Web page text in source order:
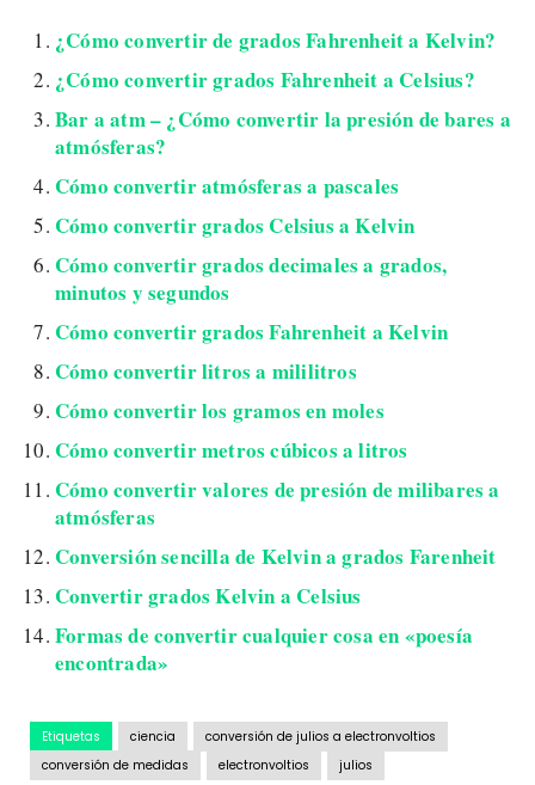
¿Cómo convertir de grados Fahrenheit a Kelvin?
¿Cómo convertir grados Fahrenheit a Celsius?
Bar a atm – ¿Cómo convertir la presión de bares a
atmósferas?
Cómo convertir atmósferas a pascales
Cómo convertir grados Celsius a Kelvin
Cómo convertir grados decimales a grados,
minutos y segundos
Cómo convertir grados Fahrenheit a Kelvin
Cómo convertir litros a mililitros
Cómo convertir los gramos en moles
Cómo convertir metros cúbicos a litros
Cómo convertir valores de presión de milibares a
atmósferas
Conversión sencilla de Kelvin a grados Farenheit
Convertir grados Kelvin a Celsius
Formas de convertir cualquier cosa en «poesía
encontrada»
Etiquetas ciencia
conversión de julios a electronvoltios
conversión de medidas
electronvoltios julios